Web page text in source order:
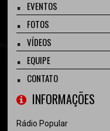
EVENTOS
FOTOS
VÍDEOS
EQUIPE
CONTATO
INFORMAÇÕES
Rádio Popular